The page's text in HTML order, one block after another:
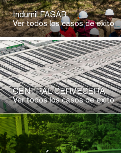
Indumil FASAB
Ver todos los casos de exito
CENTRAL CERVECERA
Ver todos los casos de exito